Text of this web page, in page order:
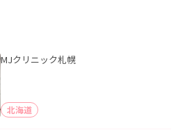
MJクリニック札幌
北海道